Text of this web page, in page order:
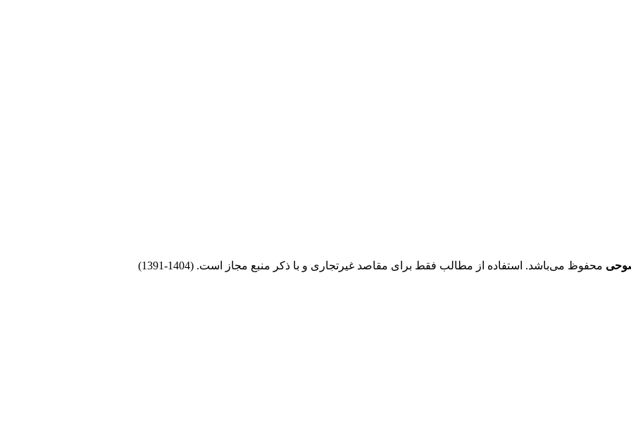
محفوظ می‌باشد. استفاده از مطالب فقط برای مقاصد غیرتجاری و با ذکر منبع مجاز است. (1404-1391)